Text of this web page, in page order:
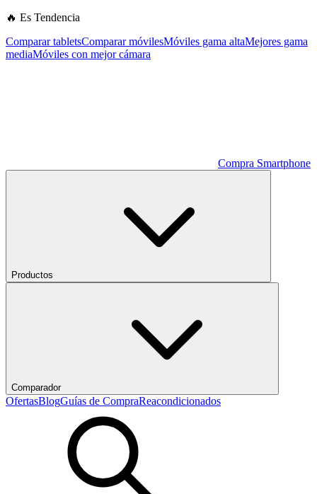
🔥 Es Tendencia
Comparar tabletsComparar móvilesMóviles gama altaMejores gama
mediaMóviles con mejor cámara
Compra Smartphone
Productos
Comparador
OfertasBlogGuías de CompraReacondicionados